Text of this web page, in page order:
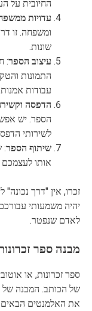
החיובית על
עדויות
ומשפחה. זו
שונות.
עיצוב הספר:
התמונות
עבודות
הדפסה
הספר. יש
לשירותי
שיתוף הספר:
אותו
זכרו, אין "דרך
יהיה משמעותי
לאדם שנפטר.
מבנה ספר
ספר זכרונות, או
של הכותב. המבנה של
את האלמנטים